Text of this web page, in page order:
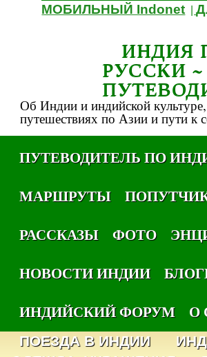
МОБИЛЬНЫЙ Indonet |
ИНДИЯ
РУССКИ
Об Индии и индийской
путешествиях по Азии и пути к
ПУТЕВОДИТЕЛЬ ПО
МАРШРУТЫ
РАССКАЗЫ
ФОТО
НОВОСТИ ИНДИИ
ИНДИЙСКИЙ ФОРУМ
О
ПОЕЗДА В ИНДИИ